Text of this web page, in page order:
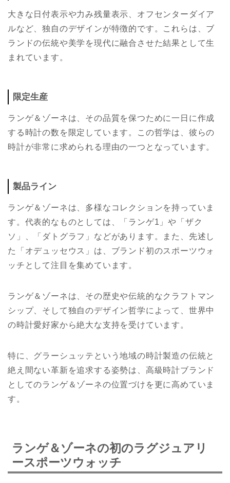
大きな日付表示や力み残量表示、オフセンターダイア
ルなど、独自のデザインが特徴的です。これらは、ブ
ランドの伝統や美学を現代に融合させた結果として生
まれています。
限定生産
ランゲ＆ゾーネは、その品質を保つために一日に作成
する時計の数を限定しています。この哲学は、彼らの
時計が非常に求められる理由の一つとなっています。
製品ライン
ランゲ＆ゾーネは、多様なコレクションを持っていま
す。代表的なものとしては、「ランゲ1」や「ザク
ソ」、「ダトグラフ」などがあります。また、先述し
た「オデュッセウス」は、ブランド初のスポーツウォ
ッチとして注目を集めています。
ランゲ＆ゾーネは、その歴史や伝統的なクラフトマン
シップ、そして独自のデザイン哲学によって、世界中
の時計愛好家から絶大な支持を受けています。
特に、グラーシュッテという地域の時計製造の伝統と
絶え間ない革新を追求する姿勢は、高級時計ブランド
としてのランゲ＆ゾーネの位置づけを更に高めていま
す。
ランゲ＆ゾーネの初のラグジュアリ
ースポーツウォッチ